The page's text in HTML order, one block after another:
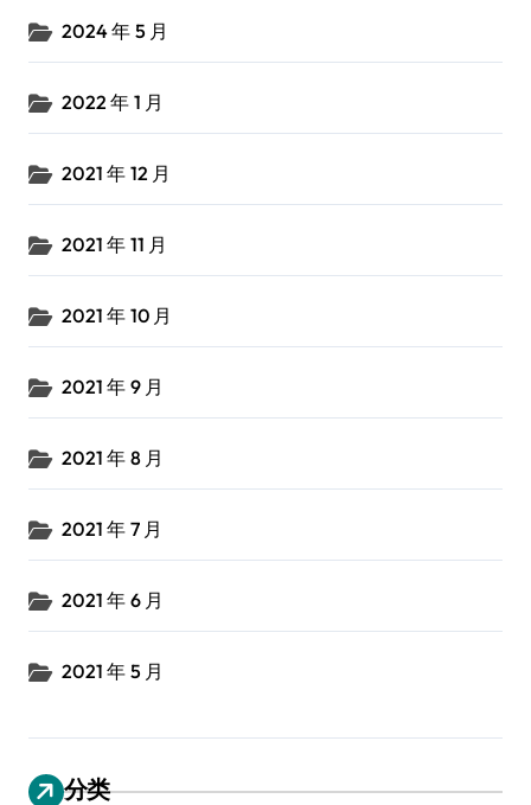
2024 年 5 月
2022 年 1 月
2021 年 12 月
2021 年 11 月
2021 年 10 月
2021 年 9 月
2021 年 8 月
2021 年 7 月
2021 年 6 月
2021 年 5 月
分类